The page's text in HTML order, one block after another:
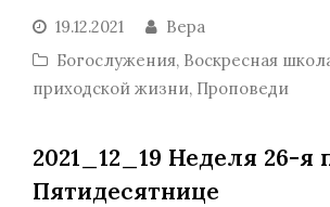
19.12.2021
Вера
Богослужения, Воскресная
приходской жизни, Проповеди
2021_12_19 Неделя 26-я
Пятидесятнице